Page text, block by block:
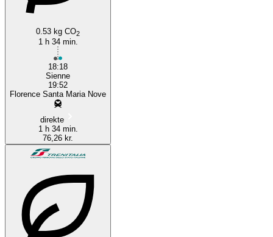
0.53 kg CO2
1 h 34 min.
18:18
Sienne
19:52
Florence Santa Maria Nove
direkte
1 h 34 min.
76,26 kr.